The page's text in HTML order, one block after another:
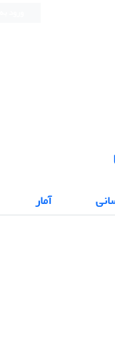
آمار